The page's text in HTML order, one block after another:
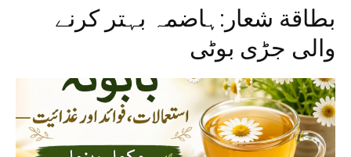
بطاقة شعار: ہاضمہ بہتر کرنے
والی جڑی بوٹی